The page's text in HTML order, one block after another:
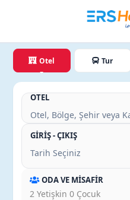
Otel Tur
OTEL
GİRİŞ - ÇIKIŞ
ODA VE MİSAFİR
2 Yetişkin 0 Çocuk